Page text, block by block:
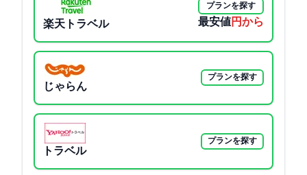
楽天トラベル
プランを探す
最安値4750円から
じゃらん
プランを探す
Yahoo!トラベル
プランを探す